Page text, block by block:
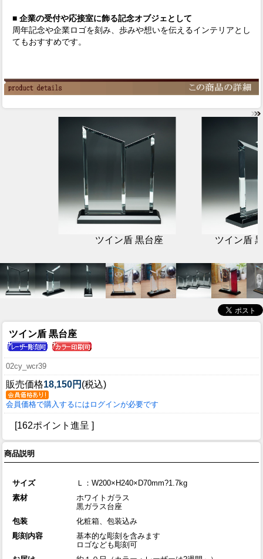
■ 企業の受付や応接室に飾る記念オブジェとして
周年記念や企業ロゴを刻み、歩みや想いを伝えるインテリアとし
てもおすすめです。
ツイン盾 黒台座 ツイン盾
ツイン盾 黒台座
02cy_wcr39
販売価格18,150円 (税込)
会員価格で購入するにはログインが必要です
[162ポイント進呈 ]
商品説明
サイズ
Ｌ：W200×H240×D70mm?1.7kg
素材
ホワイトガラス
黒ガラス台座
包装
化粧箱、包装込み
彫刻内容
基本的な彫刻を含みます
ロゴなども彫刻可